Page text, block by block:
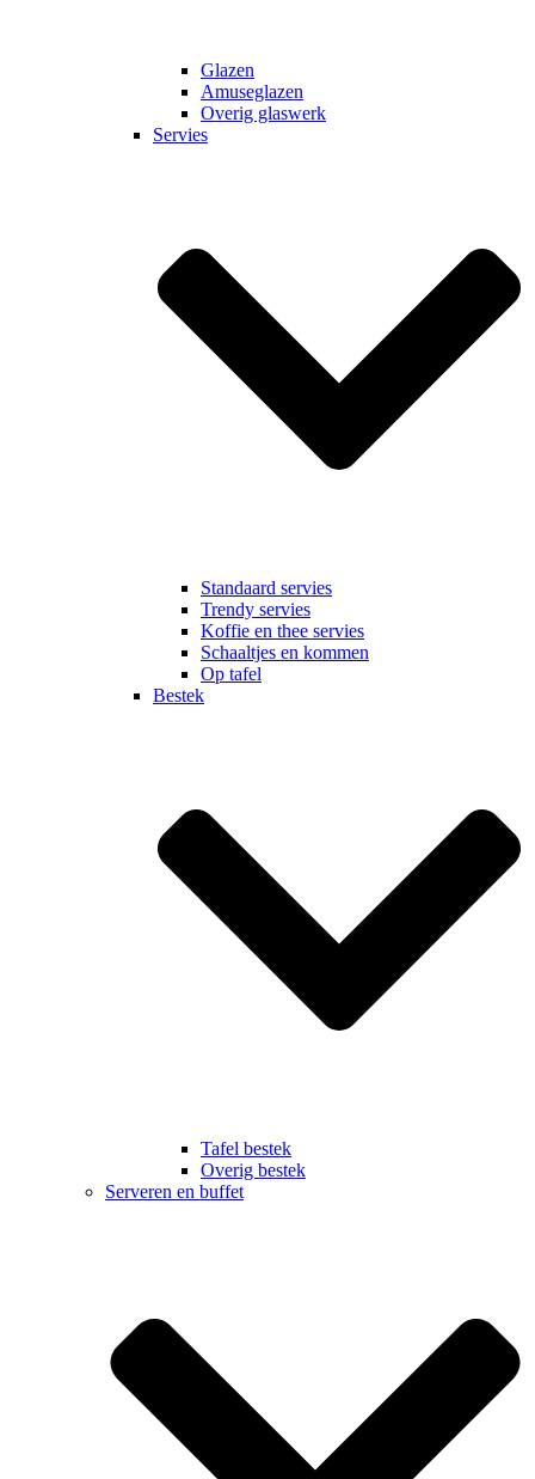
Glazen
Amuseglazen
Overig glaswerk
Servies
Standaard servies
Trendy servies
Koffie en thee servies
Schaaltjes en kommen
Op tafel
Bestek
Tafel bestek
Overig bestek
Serveren en buffet